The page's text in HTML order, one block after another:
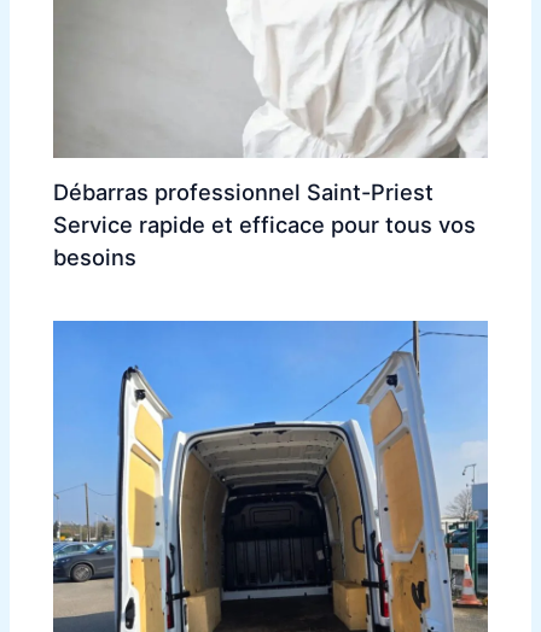
Débarras professionnel Saint-Priest
Service rapide et efficace pour tous vos
besoins